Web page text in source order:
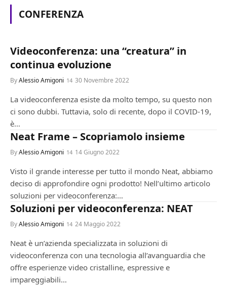
CONFERENZA
Videoconferenza: una “creatura” in
continua evoluzione
ByAlessio Amigoni 30 Novembre 2022
La videoconferenza esiste da molto tempo, su questo non
ci sono dubbi. Tuttavia, solo di recente, dopo il COVID-19,
è…CONFERENZA
Neat Frame – Scopriamolo insieme
ByAlessio Amigoni 14 Giugno 2022
Visto il grande interesse per tutto il mondo Neat, abbiamo
deciso di approfondire ogni prodotto! Nell’ultimo articolo
soluzioni per videoconferenza:…
CONFERENZA
Soluzioni per videoconferenza: NEAT
ByAlessio Amigoni 24 Maggio 2022
Neat è un’azienda specializzata in soluzioni di
videoconferenza con una tecnologia all’avanguardia che
offre esperienze video cristalline, espressive e
impareggiabili…
CONFERENZA